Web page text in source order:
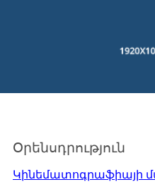
Օրենսդրություն
Կինեմատոգրաֆիայի